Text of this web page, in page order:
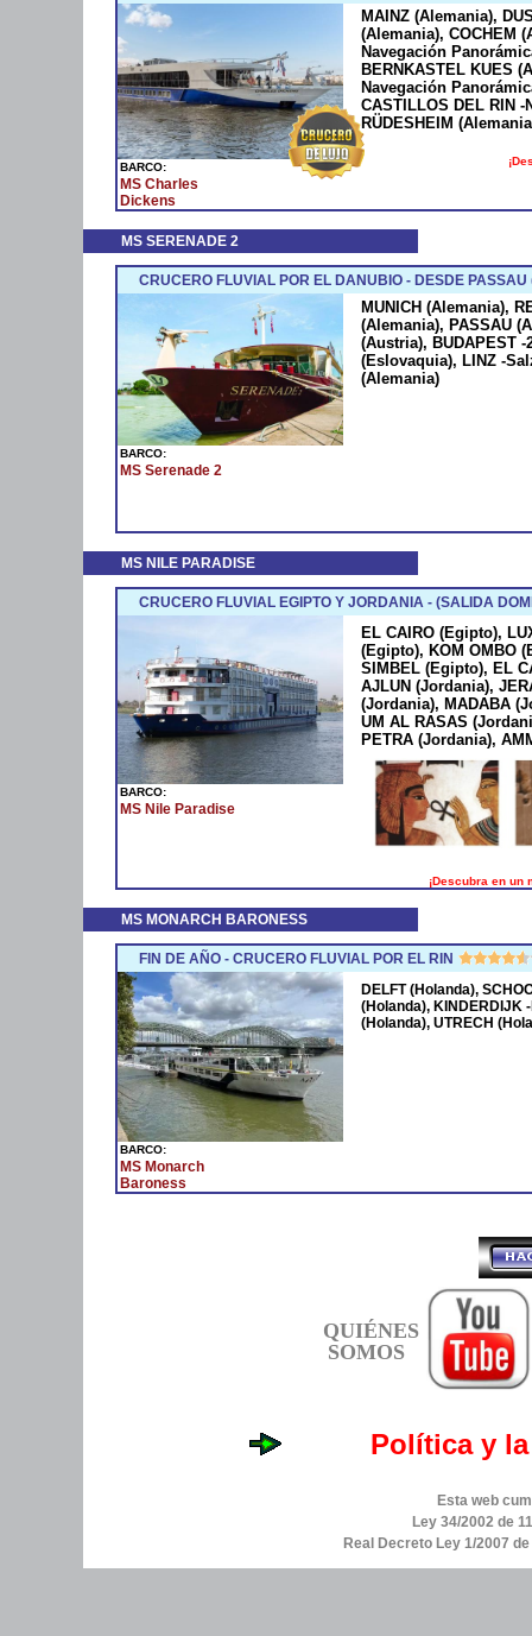
BARCO:
MS Charles
Dickens
MAINZ (Alemania),
(Alemania), COCHEM
Navegación
BERNKASTEL KUES
Navegación
CASTILLOS DEL RIN
RÜDESHEIM
MS SERENADE 2
CRUCERO FLUVIAL POR EL DANUBIO - DESDE
BARCO:
MS Serenade 2
MUNICH (Alemania),
(Alemania), PASSAU
(Austria), BUDAPEST
(Eslovaquia), LINZ -
(Alemania)
MS NILE PARADISE
CRUCERO FLUVIAL EGIPTO Y JORDANIA - (SALIDA
BARCO:
MS Nile Paradise
EL CAIRO (Egipto),
(Egipto), KOM OMBO
SIMBEL (Egipto), EL
AJLUN (Jordania),
(Jordania), MADABA
UM AL RASAS
PETRA (Jordania),
¡Descubra en
MS MONARCH BARONESS
FIN DE AÑO - CRUCERO FLUVIAL POR EL RIN
BARCO:
MS Monarch
Baroness
DELFT (Holanda),
(Holanda), KINDERDIJK
(Holanda), UTRECH
QUIÉNES
SOMOS
Política y
Esta web
Ley 34/2002 de
Real Decreto Ley 1/2007